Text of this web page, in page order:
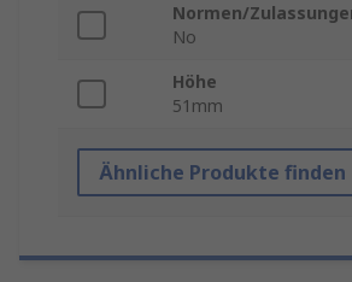
Normen/
No
Höhe
51mm
Ähnliche Produkte finden